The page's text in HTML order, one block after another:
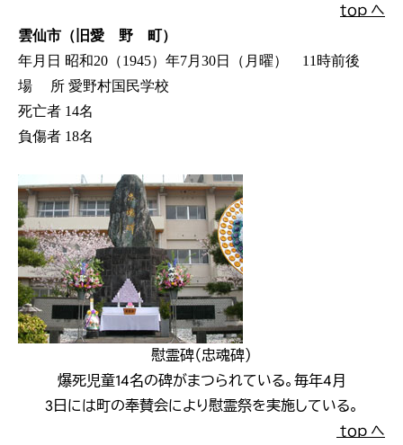
ｔｏｐ へ
雲仙市（旧愛 野 町）
年月日 昭和20（1945）年7月30日（月曜） 11時前後
場 所 愛野村国民学校
死亡者 14名
負傷者 18名
慰霊碑（忠魂碑）
爆死児童14名の碑がまつられている。毎年4月
3日には町の奉賛会により慰霊祭を実施している。
ｔｏｐ へ